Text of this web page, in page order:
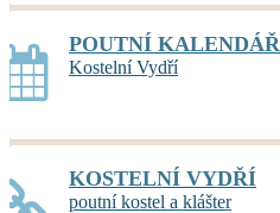
POUTNÍ KALENDÁŘ
Kostelní Vydří
KOSTELNÍ VYDŘÍ
poutní kostel a klášter